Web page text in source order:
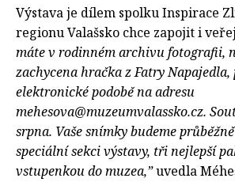
Výstava je dílem spolku Inspirace
regionu Valašsko chce zapojit i
máte v rodinném archivu fotografii,
zachycena hračka z Fatry
elektronické podobě na adresu
mehesova@muzeumvalassko.cz.
srpna. Vaše snímky budeme
speciální sekci výstavy, tři nejlepší
vstupenkou do muzea,”uvedla